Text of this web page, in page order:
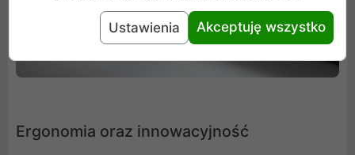
Ergonomia oraz innowacyjność
Ustawienia Akceptuję wszystko